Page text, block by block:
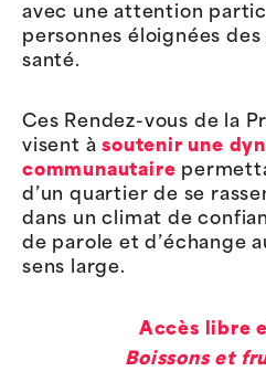
avec une attention
personnes éloignées
santé.
Ces Rendez-vous de la
visent àsoutenir une
communautaire
d’un quartier de se
dans un climat de
de parole et d’échange
sens large.
Accès libre
Boissons et